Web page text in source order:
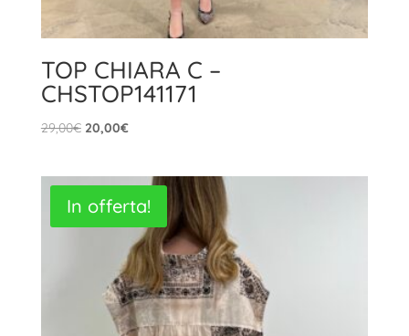
TOP CHIARA C –
CHSTOP141171
29,00€ Il
era:
29,00€.
20,00€Il
è:
20,00€.
In offerta!